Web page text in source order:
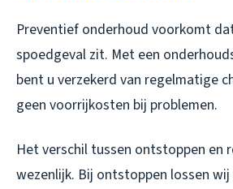
Preventief onderhoud voorkomt
spoedgeval zit. Met een
bent u verzekerd van regelmatige
geen voorrijkosten bij problemen.
Het verschil tussen ontstoppen en
wezenlijk. Bij ontstoppen lossen